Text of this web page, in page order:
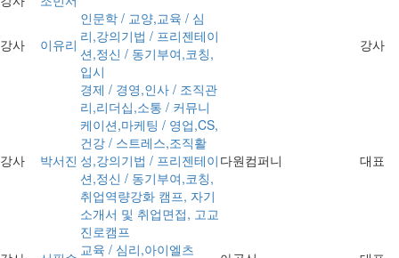
강사 이유리
인문학 / 교양,교육 / 심
리,강의기법 / 프리젠테이
션,정신 / 동기부여,코칭,
입시
강사
강사 박서진
경제 / 경영,인사 / 조직관
리,리더십,소통 / 커뮤니
케이션,마케팅 / 영업,CS,
건강 / 스트레스,조직활
성,강의기법 / 프리젠테이
션,정신 / 동기부여,코칭,
취업역량강화 캠프, 자기
소개서 및 취업면접, 고교
진로캠프
다원컴퍼니 대표
교육 / 심리,아이엘츠